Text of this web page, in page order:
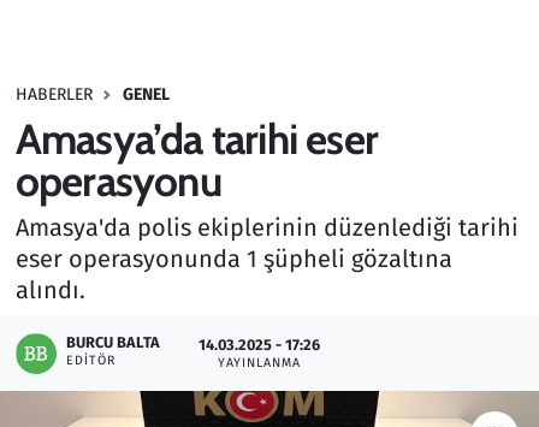
HABERLER GENEL
Amasya’da tarihi eser
operasyonu
Amasya'da polis ekiplerinin düzenlediği tarihi
eser operasyonunda 1 şüpheli gözaltına
alındı.
BURCU BALTA
EDITÖR
14.03.2025 - 17:26
YAYINLANMA
Haber
Kültür Sanat
Kurumsal Haberler
Lezzet Durağı
Memur ve Kamu
Otomobil